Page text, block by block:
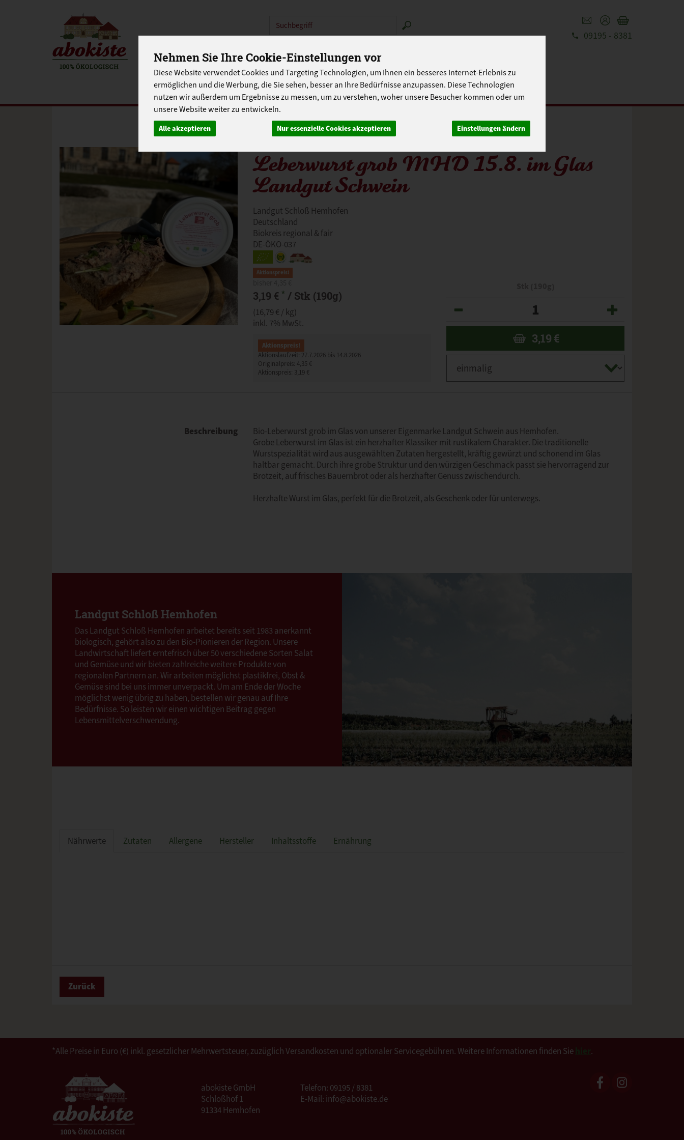
Nehmen Sie Ihre Cookie-Einstellungen vor
Diese Website verwendet Cookies und Targeting Technologien, um Ihnen ein besseres Internet-Erlebnis zu
ermöglichen und die Werbung, die Sie sehen, besser an Ihre Bedürfnisse anzupassen. Diese Technologien
nutzen wir außerdem um Ergebnisse zu messen, um zu verstehen, woher unsere Besucher kommen oder um
unsere Website weiter zu entwickeln.
Alle akzeptieren Nur essenzielle Cookies akzeptieren Einstellungen ändern
Produkt
09195 - 8381
EINKAUFEN ABOKISTEN SO GEHT'S ÜBER UNS
EU-SCHULPROGRAMM
Leberwurst grob MHD 15.8. im Glas
Landgut Schwein
Landgut Schloß Hemhofen
Deutschland
Biokreis regional & fair
DE-ÖKO-037
Aktionspreis!
3,19 € * / Stk (190g)
(16,79 € / kg)
inkl. 7% MwSt.
Aktionspreis!
Aktionslaufzeit: 27.7.2026 bis 14.8.2026
Originalpreis: 4,35 €
Aktionspreis: 3,19 €
3,19 €
Beschreibung
Bio-Leberwurst grob im Glas von unserer Eigenmarke Landgut Schwein aus Hemhofen.
Grobe Leberwurst im Glas ist ein herzhafter Klassiker mit rustikalem Charakter. Die traditionelle
Wurstspezialität wird aus ausgewählten Zutaten hergestellt, kräftig gewürzt und schonend im Glas
haltbar gemacht. Durch ihre grobe Struktur und den würzigen Geschmack passt sie hervorragend zur
Brotzeit, auf frisches Bauernbrot oder als herzhafter Genuss zwischendurch.
Herzhafte Wurst im Glas, perfekt für die Brotzeit, als Geschenk oder für unterwegs.
Landgut Schloß Hemhofen
Das Landgut Schloß Hemhofen arbeitet bereits seit 1983 anerkannt
biologisch, gehört also zu den Bio-Pionieren der Region. Unsere
Landwirtschaft liefert erntefrisch über 50 verschiedene Sorten Salat
und Gemüse und wir bieten zahlreiche weitere Produkte von
regionalen Partnern an. Wir arbeiten möglichst plastikfrei, Obst &
Gemüse sind bei uns immer unverpackt. Um am Ende der Woche
möglichst wenig übrig zu haben, bestellen wir genau auf Ihre
Bedürfnisse. So leisten wir einen wichtigen Beitrag gegen
Lebensmittelverschwendung.
Nährwerte Zutaten Allergene Hersteller Inhaltsstoffe Ernährung
Zurück
*Alle Preise in Euro (€) inkl. gesetzlicher Mehrwertsteuer, zuzüglich Versandkosten und optionaler Servicegebühren. Weitere Informationen finden Sie .
abokiste GmbH
Schloßhof 1
91334 Hemhofen
Telefon: 09195 / 8381
E-Mail: info@abokiste.de